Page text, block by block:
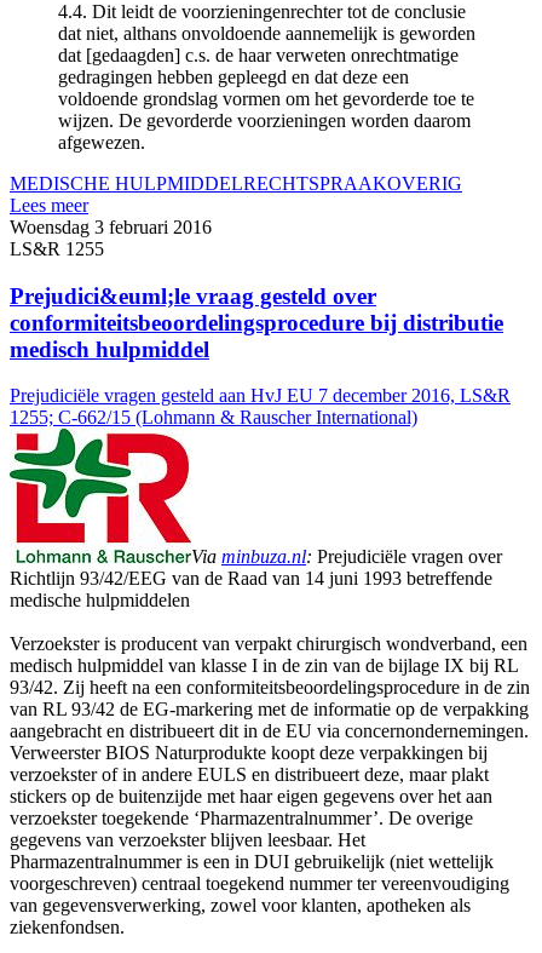
4.4. Dit leidt de voorzieningenrechter tot de conclusie
dat niet, althans onvoldoende aannemelijk is geworden
dat [gedaagden] c.s. de haar verweten onrechtmatige
gedragingen hebben gepleegd en dat deze een
voldoende grondslag vormen om het gevorderde toe te
wijzen. De gevorderde voorzieningen worden daarom
afgewezen.
MEDISCHE HULPMIDDELRECHTSPRAAKOVERIG
Lees meer
Woensdag 3 februari 2016
LS&R 1255
Prejudici&euml;le vraag gesteld over
conformiteitsbeoordelingsprocedure bij distributie
medisch hulpmiddel
Prejudiciële vragen gesteld aan HvJ EU 7 december 2016, LS&R
1255; C-662/15 (Lohmann & Rauscher International)
Via minbuza.nl: Prejudiciële vragen over
Richtlijn 93/42/EEG van de Raad van 14 juni 1993 betreffende
medische hulpmiddelen
Verzoekster is producent van verpakt chirurgisch wondverband, een
medisch hulpmiddel van klasse I in de zin van de bijlage IX bij RL
93/42. Zij heeft na een conformiteitsbeoordelingsprocedure in de zin
van RL 93/42 de EG-markering met de informatie op de verpakking
aangebracht en distribueert dit in de EU via concernondernemingen.
Verweerster BIOS Naturprodukte koopt deze verpakkingen bij
verzoekster of in andere EULS en distribueert deze, maar plakt
stickers op de buitenzijde met haar eigen gegevens over het aan
verzoekster toegekende ‘Pharmazentralnummer’. De overige
gegevens van verzoekster blijven leesbaar. Het
Pharmazentralnummer is een in DUI gebruikelijk (niet wettelijk
voorgeschreven) centraal toegekend nummer ter vereenvoudiging
van gegevensverwerking, zowel voor klanten, apotheken als
ziekenfondsen.